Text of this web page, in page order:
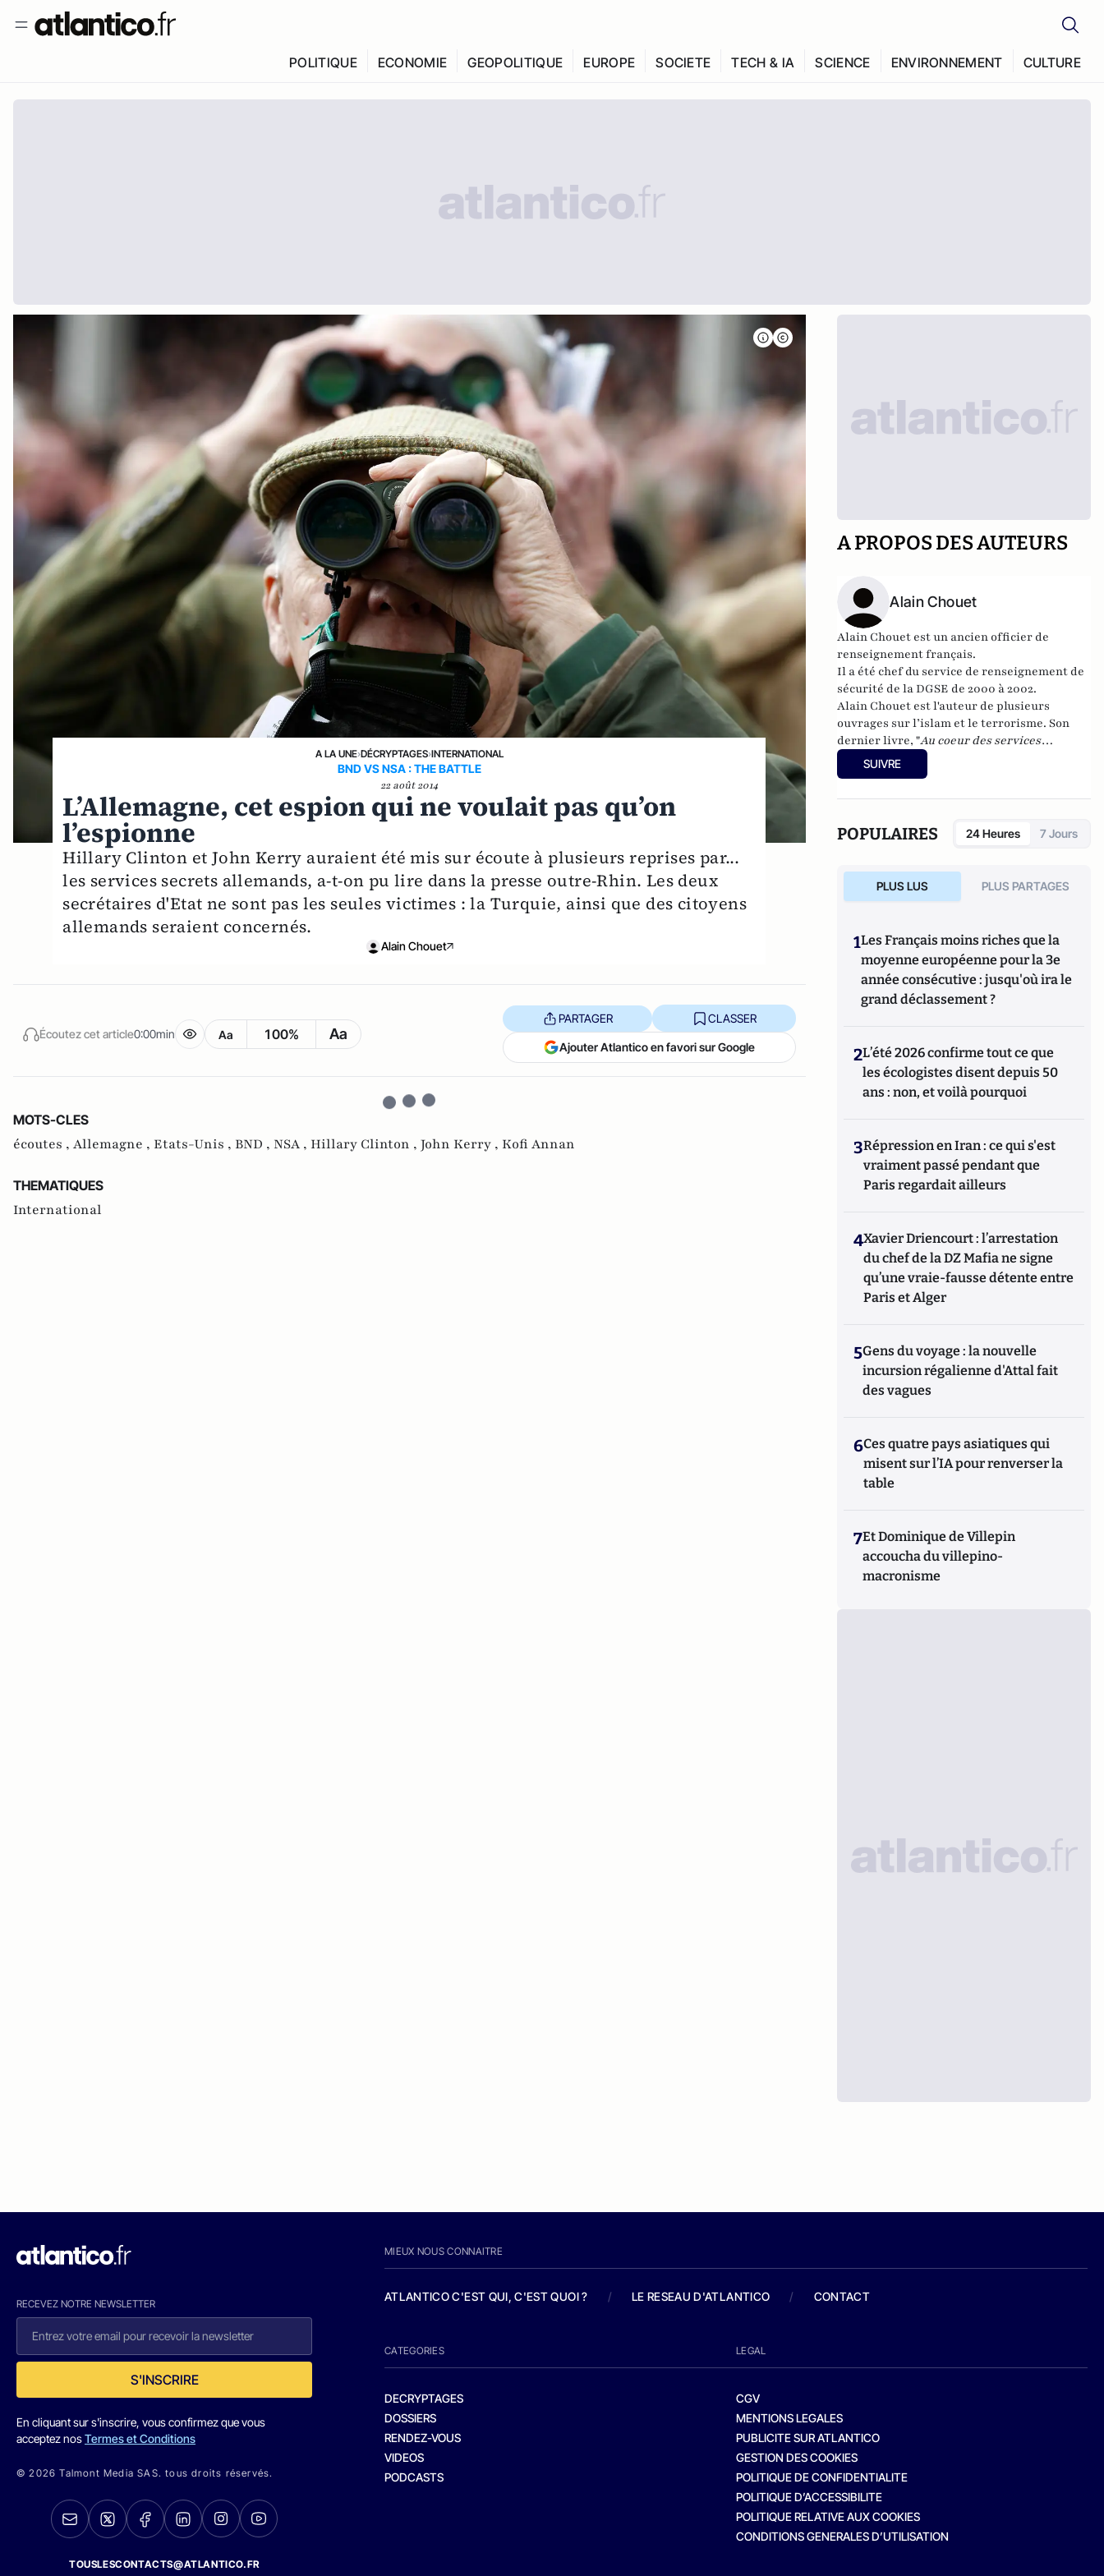
POLITIQUE ECONOMIE GEOPOLITIQUE EUROPE SOCIETE TECH & IA SCIENCE ENVIRONNEMENT CULTURE
A LA UNE›DÉCRYPTAGES›INTERNATIONAL
BND VS NSA : THE BATTLE
22 août 2014
L’Allemagne, cet espion qui ne voulait pas qu’on
l’espionne
Hillary Clinton et John Kerry auraient été mis sur écoute à plusieurs reprises par...
les services secrets allemands, a-t-on pu lire dans la presse outre-Rhin. Les deux
secrétaires d'Etat ne sont pas les seules victimes : la Turquie, ainsi que des citoyens
allemands seraient concernés.
Alain Chouet
Écoutez cet article0:00min Aa 100% Aa
PARTAGER CLASSER
Ajouter Atlantico en favori sur Google
MOTS-CLES
écoutes , Allemagne , Etats-Unis , BND , NSA , Hillary Clinton , John Kerry , Kofi Annan
THEMATIQUES
International
A PROPOS DES AUTEURS
Alain Chouet
Alain Chouet estun ancien officier de
renseignementfrançais.
Il a été chef du service de renseignement de
sécurité de la DGSE de 2000 à 2002.
Alain Chouet est l'auteur de plusieurs
ouvrages sur l’islam et le terrorisme. Son
dernier livre, "Au coeur des services
spéciaux : La menace islamiste : Fausses
pistes et vrais dangers
SUIVRE
POPULAIRES 24 Heures 7 Jours
PLUS LUS PLUS PARTAGES
1Les Français moins riches que la
moyenne européenne pour la 3e
année consécutive : jusqu'où ira le
grand déclassement ?
2L’été 2026 confirme tout ce que
les écologistes disent depuis 50
ans : non, et voilà pourquoi
3Répression en Iran : ce qui s'est
vraiment passé pendant que
Paris regardait ailleurs
4Xavier Driencourt : l’arrestation
du chef de la DZ Mafia ne signe
qu’une vraie-fausse détente entre
Paris et Alger
5Gens du voyage : la nouvelle
incursion régalienne d'Attal fait
des vagues
6Ces quatre pays asiatiques qui
misent sur l’IA pour renverser la
table
7Et Dominique de Villepin
accoucha du villepino-
macronisme
RECEVEZ NOTRE NEWSLETTER
S'INSCRIRE
En cliquant sur s'inscrire, vous confirmez que vous
acceptez nosTermes et Conditions
© 2026 Talmont Media SAS. tous droits réservés.
TOUSLESCONTACTS@ATLANTICO.FR
MIEUX NOUS CONNAITRE
ATLANTICO C'EST QUI, C'EST QUOI ? / LE RESEAU D'ATLANTICO / CONTACT
CATEGORIES
DECRYPTAGES
DOSSIERS
RENDEZ-VOUS
VIDEOS
PODCASTS
LEGAL
CGV
MENTIONS LEGALES
PUBLICITE SUR ATLANTICO
GESTION DES COOKIES
POLITIQUE DE CONFIDENTIALITE
POLITIQUE D’ACCESSIBILITE
POLITIQUE RELATIVE AUX COOKIES
CONDITIONS GENERALES D’UTILISATION